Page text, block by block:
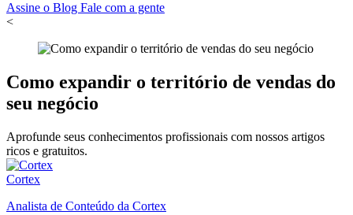
Assine o Blog Fale com a gente
<
Como expandir o território de vendas do
seu negócio
Aprofunde seus conhecimentos profissionais com nossos artigos
ricos e gratuitos.
Cortex
Analista de Conteúdo da Cortex